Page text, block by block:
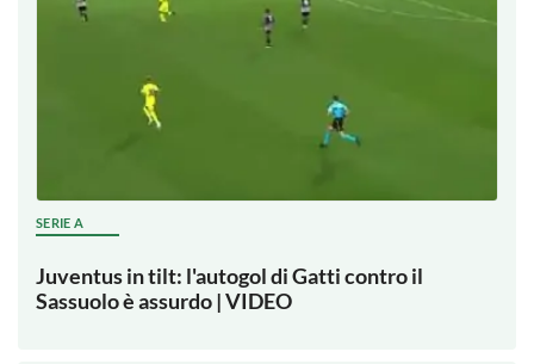
SERIE A
Juventus in tilt: l'autogol di Gatti contro il
Sassuolo è assurdo | VIDEO